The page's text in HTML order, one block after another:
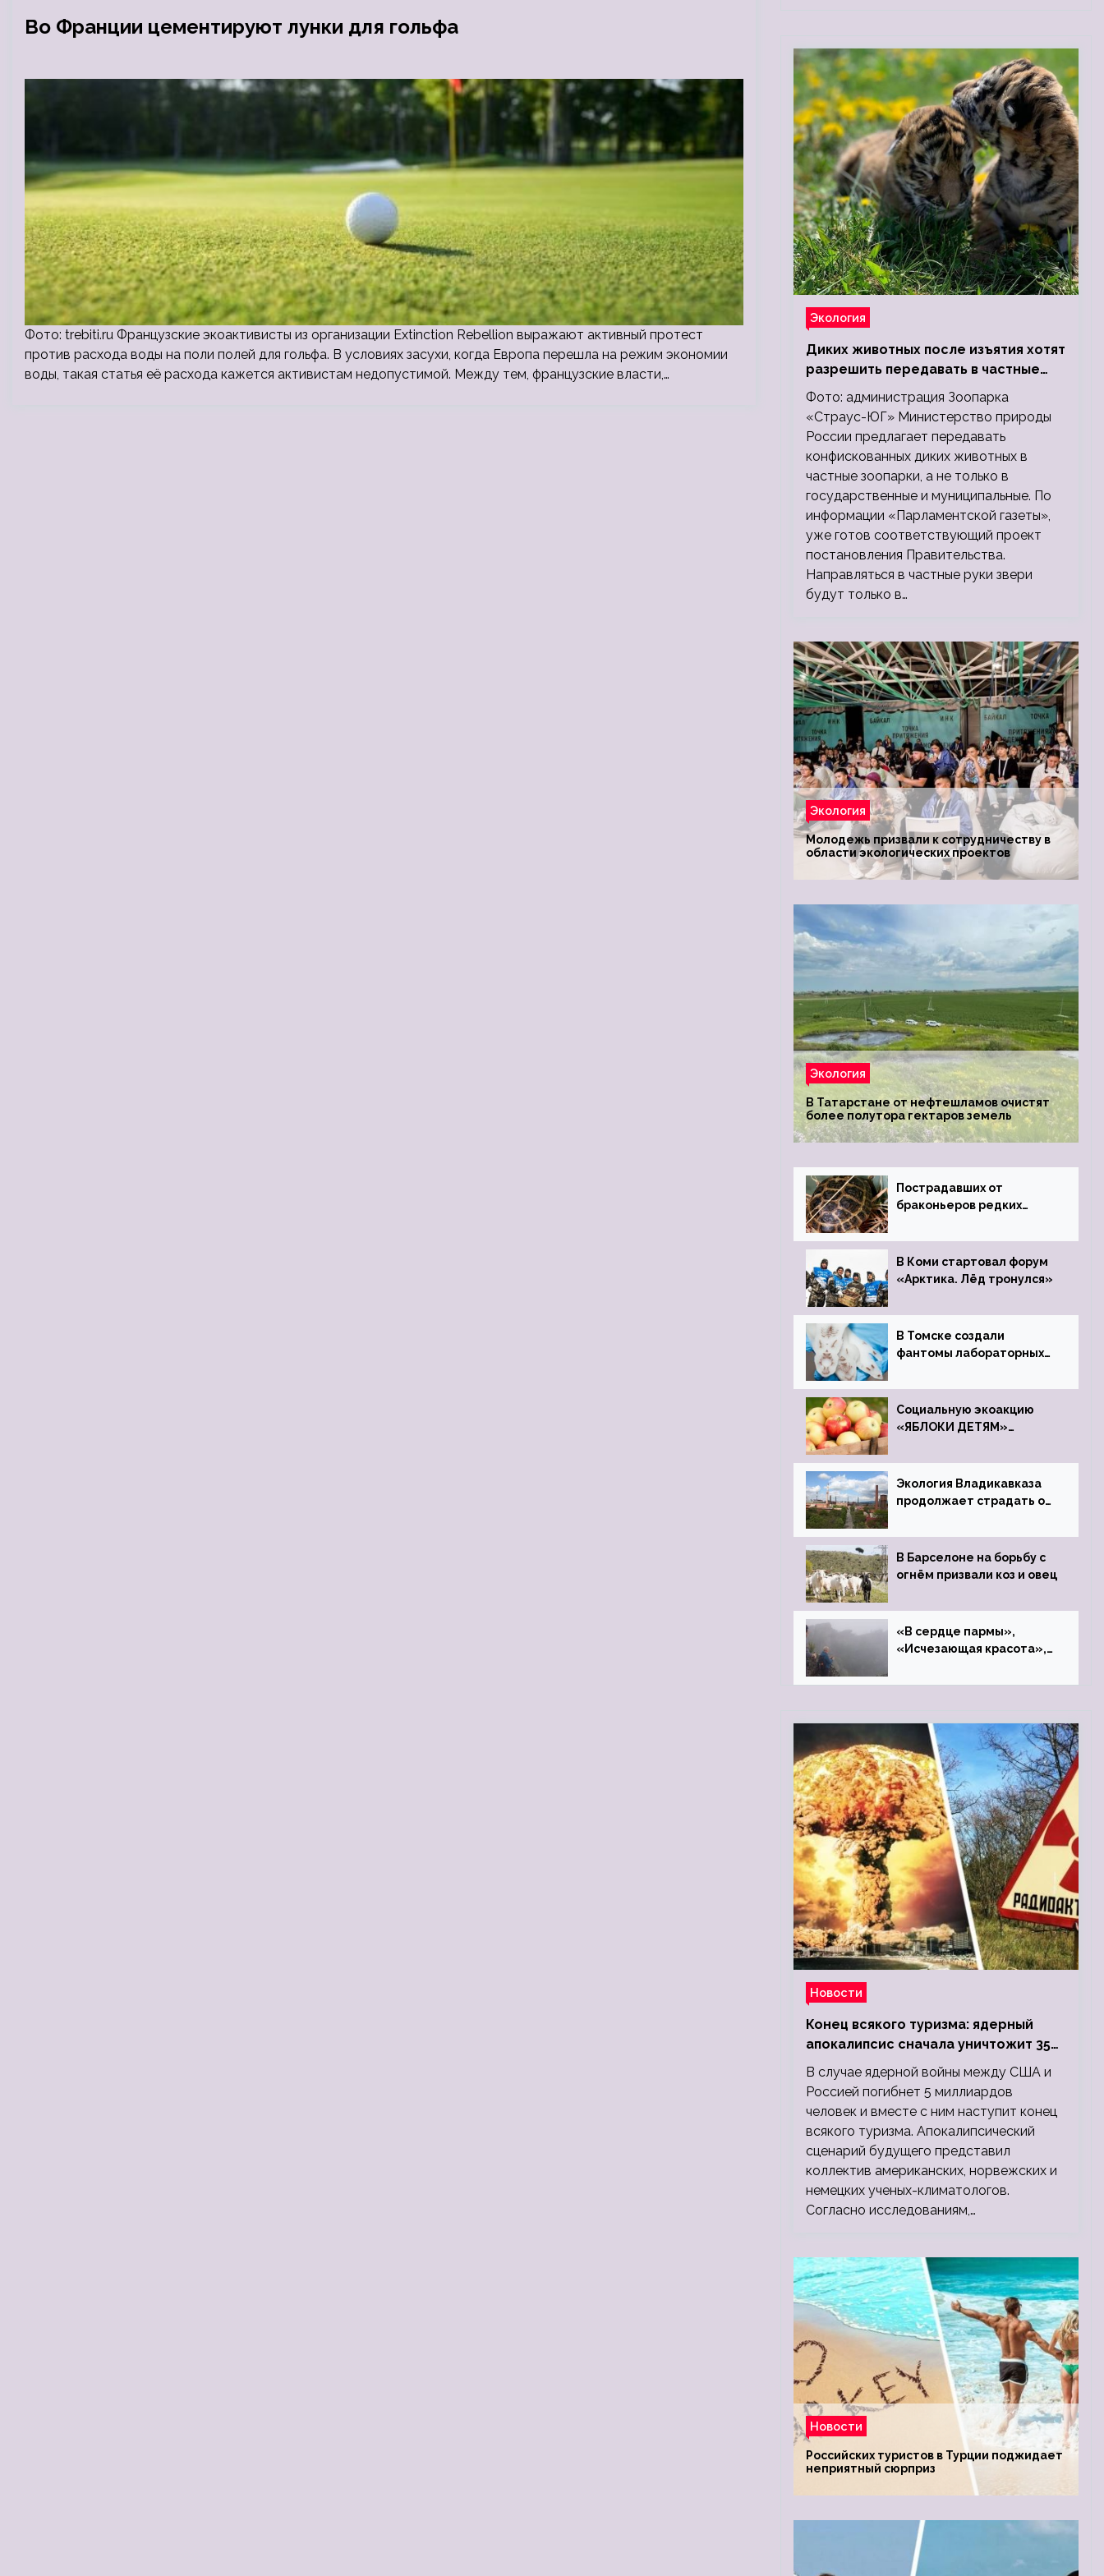
Во Франции цементируют лунки для гольфа
Фото: trebiti.ru Французские экоактивисты из организации Extinction Rebellion выражают активный протест
против расхода воды на поли полей для гольфа. В условиях засухи, когда Европа перешла на режим экономии
воды, такая статья её расхода кажется активистам недопустимой. Между тем, французские власти,…
Экология
Диких животных после изъятия хотят
разрешить передавать в частные
зоопарки
Фото: администрация Зоопарка
«Страус-ЮГ» Министерство природы
России предлагает передавать
конфискованных диких животных в
частные зоопарки, а не только в
государственные и муниципальные. По
информации «Парламентской газеты»,
уже готов соответствующий проект
постановления Правительства.
Направляться в частные руки звери
будут только в…
Экология
Молодежь призвали к сотрудничеству в
области экологических проектов
Экология
В Татарстане от нефтешламов очистят
более полутора гектаров земель
Пострадавших от
браконьеров редких
Ростовский зоопарк
В Коми стартовал форум
«Арктика. Лёд тронулся»
В Томске создали
фантомы лабораторных
Социальную экоакцию
«ЯБЛОКИ ДЕТЯМ»
Экология Владикавказа
продолжает страдать от
завода
В Барселоне на борьбу с
огнём призвали коз и овец
«В сердце пармы»,
«Исчезающая красота»,
Новости
Конец всякого туризма: ядерный
апокалипсис сначала уничтожит 350
миллионов, а потом 5 миллиардов
людей
В случае ядерной войны между США и
Россией погибнет 5 миллиардов
человек и вместе с ним наступит конец
всякого туризма. Апокалипсический
сценарий будущего представил
коллектив американских, норвежских и
немецких ученых-климатологов.
Согласно исследованиям,…
Новости
Российских туристов в Турции поджидает
неприятный сюрприз